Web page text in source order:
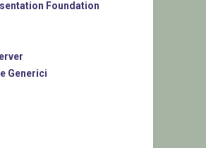
Foundation
Generici